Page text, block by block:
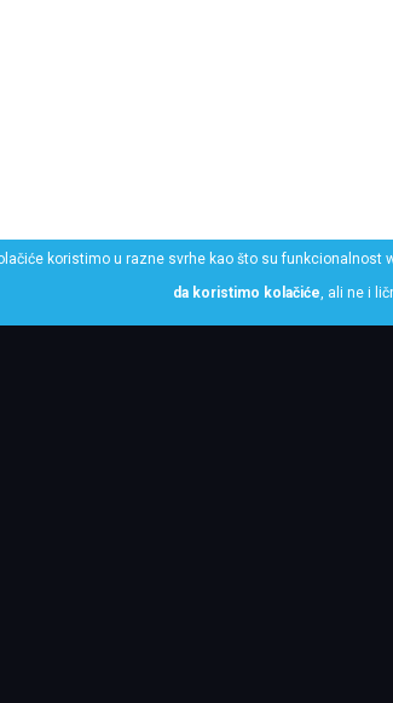
koristimo u razne svrhe kao što su
da koristimo kolačiće , ali ne i